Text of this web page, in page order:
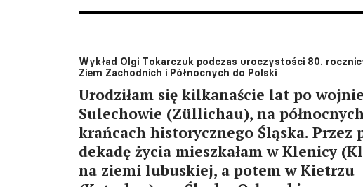
Wykład Olgi Tokarczuk podczas uroczystości 80.
Ziem Zachodnich i Północnych do Polski
Urodziłam się kilkanaście lat po
Sulechowie (Züllichau), na
krańcach historycznego Śląska. Przez
dekadę życia mieszkałam w Klenicy
na ziemi lubuskiej, a potem w Kietrzu